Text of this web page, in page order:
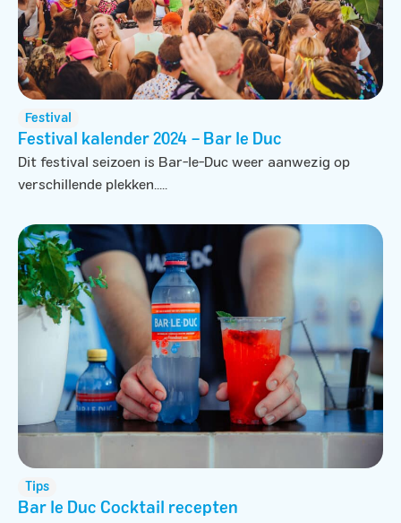
Festival
Festival kalender 2024 – Bar le Duc
Dit festival seizoen is Bar-le-Duc weer aanwezig op
verschillende plekken.....
Tips
Bar le Duc Cocktail recepten